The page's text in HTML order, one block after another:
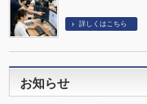
詳しくはこちら
お知らせ